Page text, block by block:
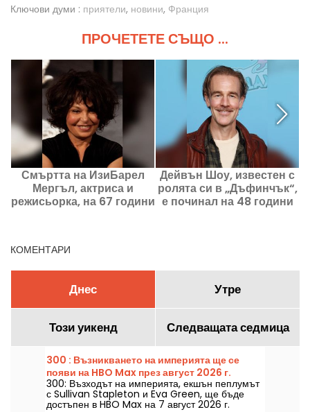
Ключови думи : приятели, новини, Франция
ПРОЧЕТЕТЕ СЪЩО ...
Смъртта на ИзиБарел
Мергъл, актриса и
режисьорка, на 67 години
Дейвън Шоу, известен с
ролята си в „Дъфинчък“,
е починал на 48 години
КОМЕНТАРИ
Днес Утре
Този уикенд Следващата седмица
300 : Възникването на империята ще се
появи на HBO Max през август 2026 г.
300: Възходът на империята, екшън пеплумът
с Sullivan Stapleton и Eva Green, ще бъде
достъпен в HBO Max на 7 август 2026 г.